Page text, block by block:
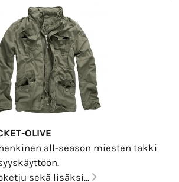
OLIVE
all-season miesten takki
sekä lisäksi...